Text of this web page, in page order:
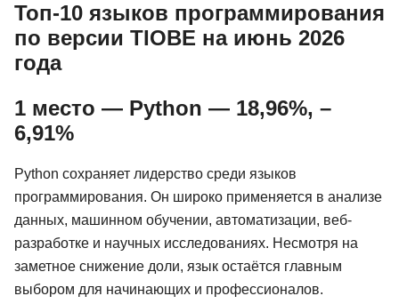
Топ-10 языков программирования
по версии TIOBE на июнь 2026
года
1 место — Python — 18,96%, –
6,91%
Python сохраняет лидерство среди языков
программирования. Он широко применяется в анализе
данных, машинном обучении, автоматизации, веб-
разработке и научных исследованиях. Несмотря на
заметное снижение доли, язык остаётся главным
выбором для начинающих и профессионалов.